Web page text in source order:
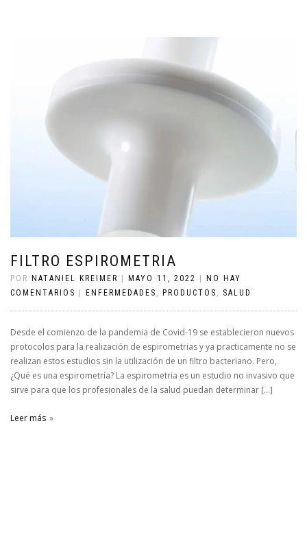
FILTRO ESPIROMETRIA
POR NATANIEL KREIMER | MAYO 11, 2022 | NO HAY
COMENTARIOS | ENFERMEDADES , PRODUCTOS , SALUD
Desde el comienzo de la pandemia de Covid-19 se establecieron nuevos
protocolos para la realización de espirometrias y ya practicamente no se
realizan estos estudios sin la utilización de un filtro bacteriano. Pero,
¿Qué es una espirometría? La espirometria es un estudio no invasivo que
sirve para que los profesionales de la salud puedan determinar […]
Leer más